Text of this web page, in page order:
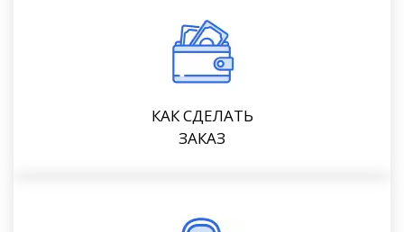
КАК СДЕЛАТЬ
ЗАКАЗ